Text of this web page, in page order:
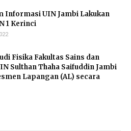
Informasi UIN Jambi Lakukan
1 Kerinci
Fisika Fakultas Sains dan
Sulthan Thaha Saifuddin Jambi
Lapangan (AL) secara